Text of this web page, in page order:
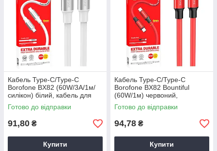
Кабель Type-C/Type-C
Borofone BX82 (60W/3А/1м/
силікон) білий, кабель для
зарядки телефону Type-C
Готово до відправки
91,80 ₴
Купити
Кабель Type-C/Type-C
Borofone BX82 Bountiful
(60W/1м) червоний,
силіконовий кабель Type-C
Готово до відправки
94,78 ₴
Купити